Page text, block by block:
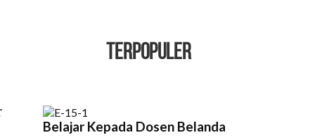
TERPOPULER
Belajar Kepada Dosen Belanda